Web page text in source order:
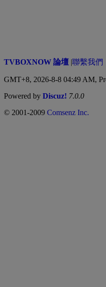
TVBOXNOW 論壇 |聯繫我們
GMT+8, 2026-8-8 04:49 AM,
Powered by Discuz! 7.0.0
© 2001-2009 Comsenz Inc.